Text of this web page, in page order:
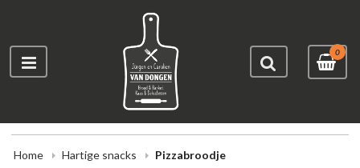
0
Home Hartige snacks Pizzabroodje